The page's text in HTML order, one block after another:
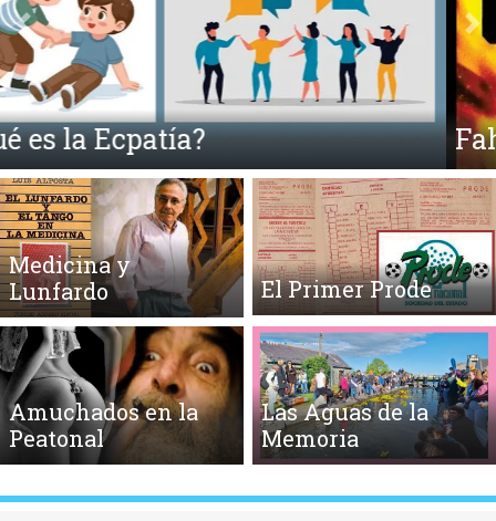
Fahrenheit 451 y la Quema de Libros
Anterior
Medicina y
Lunfardo
El Primer Prode
Amuchados en la
Peatonal
Las Aguas de la
Memoria